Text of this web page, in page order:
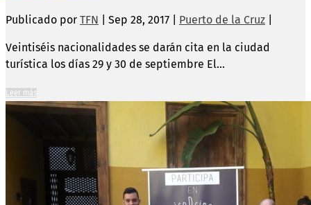
Publicado por TFN Sep 28, 2017 Puerto de la Cruz
Veintiséis nacionalidades se darán cita en la ciudad
turística los días 29 y 30 de septiembre El...
Leer más